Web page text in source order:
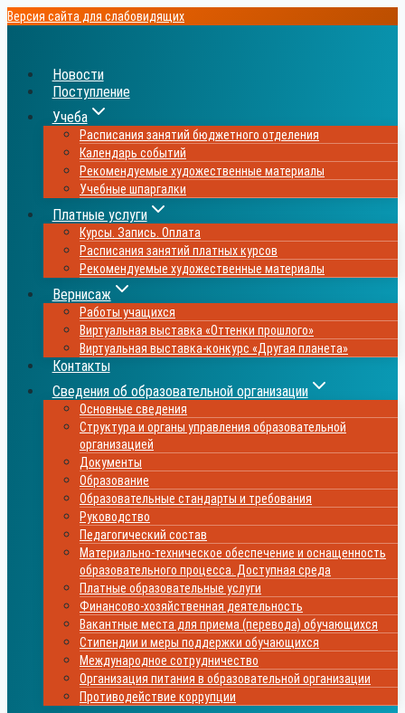
Перейти
Версия сайта для слабовидящих
Новости
Поступление
Учеба
Расписания занятий бюджетного отделения
Календарь событий
Рекомендуемые художественные материалы
Учебные шпаргалки
Платные услуги
Курсы. Запись. Оплата
Расписания занятий платных курсов
Рекомендуемые художественные материалы
Вернисаж
Работы учащихся
Виртуальная выставка «Оттенки прошлого»
Виртуальная выставка-конкурс «Другая планета»
Контакты
Сведения об образовательной организации
Основные сведения
Структура и органы управления образовательной
организацией
Документы
Образование
Образовательные стандарты и требования
Руководство
Педагогический состав
Материально-техническое обеспечение и оснащенность
образовательного процесса. Доступная среда
Платные образовательные услуги
Финансово-хозяйственная деятельность
Вакантные места для приема (перевода) обучающихся
Стипендии и меры поддержки обучающихся
Международное сотрудничество
Организация питания в образовательной организации
Противодействие коррупции